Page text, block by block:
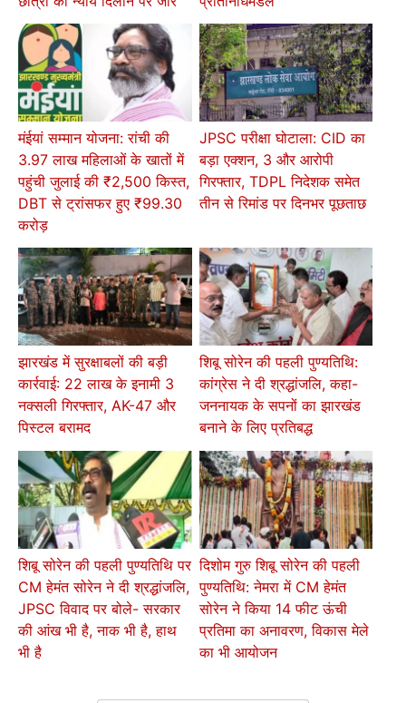
मंईयां सम्मान योजना: रांची की
3.97 लाख महिलाओं के खातों में
पहुंची जुलाई की ₹2,500 किस्त,
DBT से ट्रांसफर हुए ₹99.30
करोड़
JPSC परीक्षा घोटाला: CID का
बड़ा एक्शन, 3 और आरोपी
गिरफ्तार, TDPL निदेशक समेत
तीन से रिमांड पर दिनभर पूछताछ
झारखंड में सुरक्षाबलों की बड़ी
कार्रवाई: 22 लाख के इनामी 3
नक्सली गिरफ्तार, AK-47 और
पिस्टल बरामद
शिबू सोरेन की पहली पुण्यतिथि:
कांग्रेस ने दी श्रद्धांजलि, कहा-
जननायक के सपनों का झारखंड
बनाने के लिए प्रतिबद्ध
शिबू सोरेन की पहली पुण्यतिथि पर
CM हेमंत सोरेन ने दी श्रद्धांजलि,
JPSC विवाद पर बोले- सरकार
की आंख भी है, नाक भी है, हाथ
भी है
दिशोम गुरु शिबू सोरेन की पहली
पुण्यतिथि: नेमरा में CM हेमंत
सोरेन ने किया 14 फीट ऊंची
प्रतिमा का अनावरण, विकास मेले
का भी आयोजन